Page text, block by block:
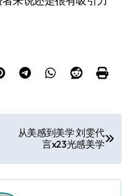
从美感到美学 刘雯代
言x23光感美学